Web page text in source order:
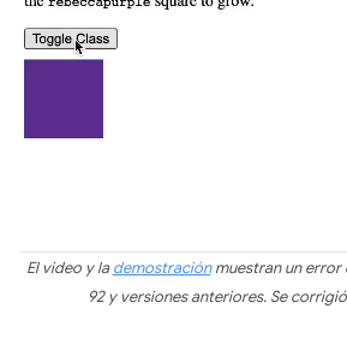
El video y lademostraciónmuestran un error
92 y versiones anteriores. Se